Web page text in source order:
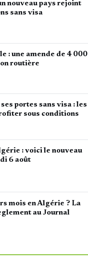
nouveau pays rejoint
sans visa
: une amende de 4 000
routière
portes sans visa : les
sous conditions
: voici le nouveau
6 août
mois en Algérie ? La
au Journal